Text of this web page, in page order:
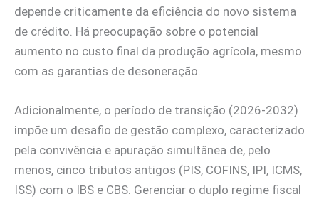
depende criticamente da eficiência do novo sistema
de crédito. Há preocupação sobre o potencial
aumento no custo final da produção agrícola, mesmo
com as garantias de desoneração.
Adicionalmente, o período de transição (2026-2032)
impõe um desafio de gestão complexo, caracterizado
pela convivência e apuração simultânea de, pelo
menos, cinco tributos antigos (PIS, COFINS, IPI, ICMS,
ISS) com o IBS e CBS. Gerenciar o duplo regime fiscal